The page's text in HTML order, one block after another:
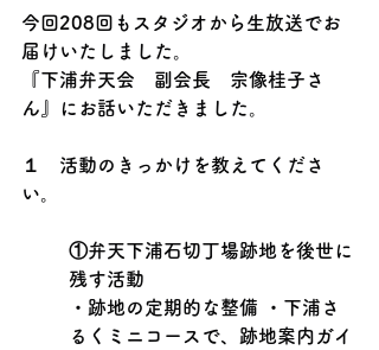
今回208回もスタジオから生放送でお
届けいたしました。
『下浦弁天会　副会長　宗像桂子さ
ん』にお話いただきました。
１　活動のきっかけを教えてくださ
い。
①弁天下浦石切丁場跡地を後世に
残す活動
・跡地の定期的な整備 ・下浦さ
るくミニコースで、跡地案内ガイ